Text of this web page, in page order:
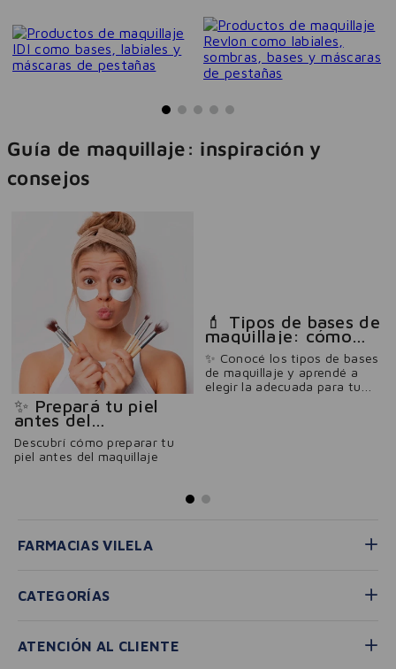
Guía de maquillaje: inspiración y
consejos
✨ Prepará tu piel
antes del
maquillaje: limpieza
e hidratación
Descubrí cómo preparar tu
piel antes del maquillaje
💄 Tipos de bases de
maquillaje: cómo
elegir la ideal
✨ Conocé los tipos de bases
de maquillaje y aprendé a
elegir la adecuada para tu
FARMACIAS VILELA
CATEGORÍAS
ATENCIÓN AL CLIENTE